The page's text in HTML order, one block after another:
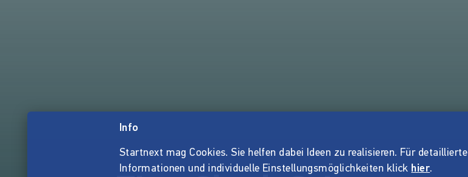
Info
Startnext mag Cookies. Sie helfen dabei Ideen zu realisieren. Für detaillierte
Informationen und individuelle Einstellungsmöglichkeiten klick hier.